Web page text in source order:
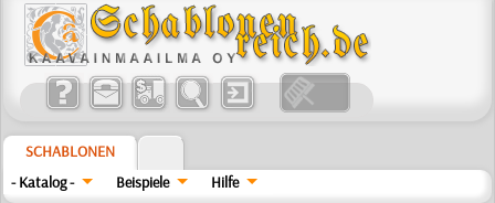
SCHABLONEN
- Katalog -
Beispiele Hilfe